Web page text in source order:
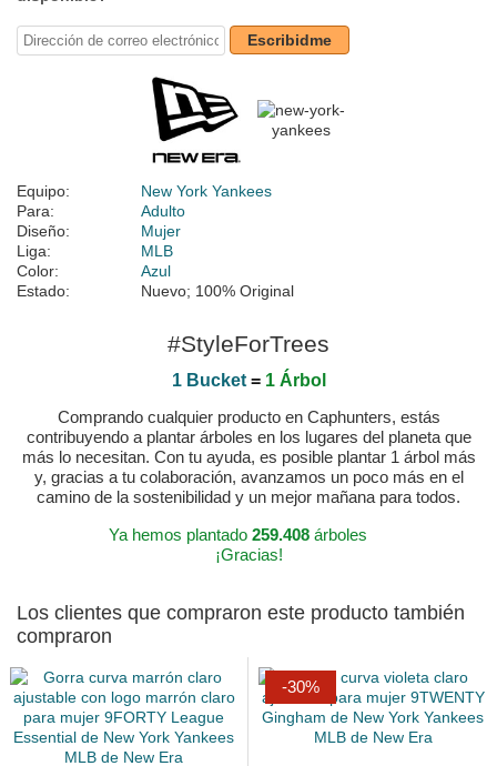
Escribidme
Equipo:
New York Yankees
Para:
Adulto
Diseño:
Mujer
Liga:
MLB
Color:
Azul
Estado:
Nuevo; 100% Original
#StyleForTrees
1 Bucket= 1 Árbol
Comprando cualquier producto en Caphunters, estás
contribuyendo a plantar árboles en los lugares del planeta que
más lo necesitan. Con tu ayuda, es posible plantar 1 árbol más
y, gracias a tu colaboración, avanzamos un poco más en el
camino de la sostenibilidad y un mejor mañana para todos.
Ya hemos plantado 259.408 árboles
¡Gracias!
Los clientes que compraron este producto también
compraron
-30%